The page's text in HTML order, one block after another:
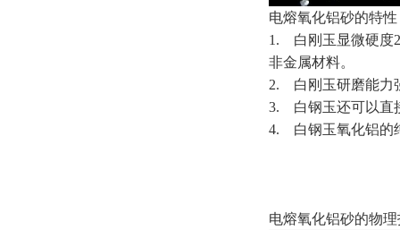
电熔氧化铝砂的特性
1. 白刚玉显微硬度
非金属材料。
2. 白刚玉研磨能力
3. 白钢玉还可以直
4. 白钢玉氧化铝的
电熔氧化铝砂的物